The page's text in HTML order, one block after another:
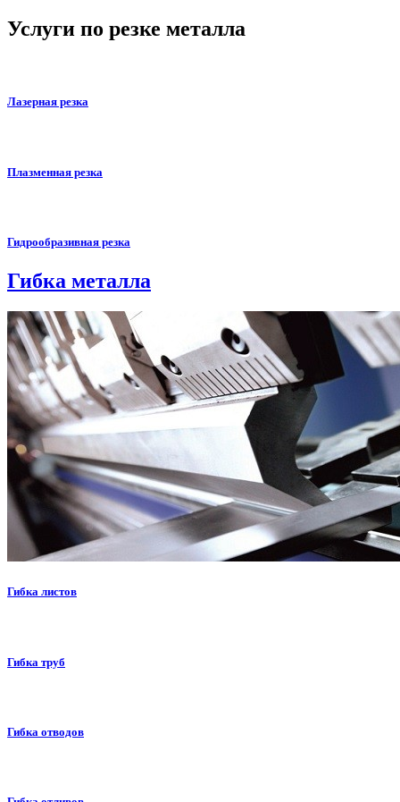
Услуги по резке металла
Лазерная резка
Плазменная резка
Гидрообразивная резка
Гибка металла
Гибка листов
Гибка труб
Гибка отводов